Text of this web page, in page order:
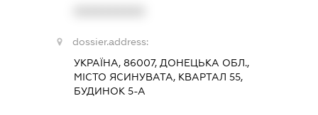
dossier.address:
УКРАЇНА, 86007, ДОНЕЦЬКА ОБЛ.,
МІСТО ЯСИНУВАТА, КВАРТАЛ 55,
БУДИНОК 5-А